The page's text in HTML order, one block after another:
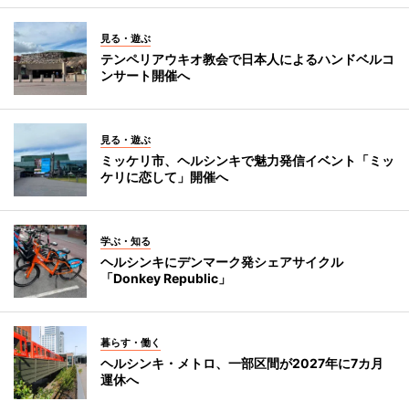
見る・遊ぶ
テンペリアウキオ教会で日本人によるハンドベルコ
ンサート開催へ
見る・遊ぶ
ミッケリ市、ヘルシンキで魅力発信イベント「ミッ
ケリに恋して」開催へ
学ぶ・知る
ヘルシンキにデンマーク発シェアサイクル
「Donkey Republic」
暮らす・働く
ヘルシンキ・メトロ、一部区間が2027年に7カ月
運休へ